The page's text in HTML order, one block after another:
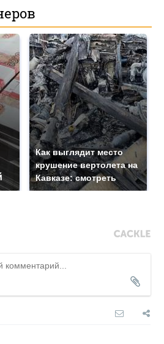
Как выглядит место
крушение вертолета на
Кавказе: смотреть